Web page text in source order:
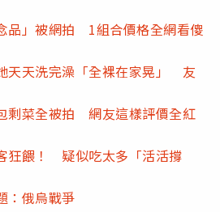
品」被網拍 1組合價格全網看傻
天天洗完澡「全裸在家晃」 友
剩菜全被拍 網友這樣評價全紅
狂餵！ 疑似吃太多「活活撐
：俄烏戰爭